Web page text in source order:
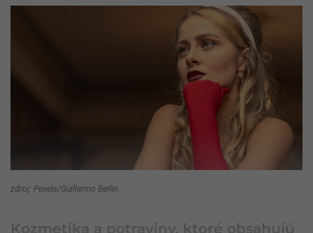
zdroj: Pexels/Guillermo Berlin
Kozmetika a potraviny, ktoré obsahujú